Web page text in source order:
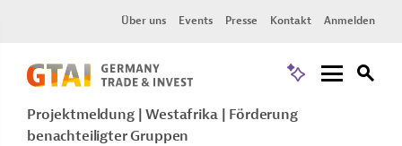
Über uns Events Presse Kontakt Anmelden
Projektmeldung Westafrika
Förderung
benachteiligter Gruppen